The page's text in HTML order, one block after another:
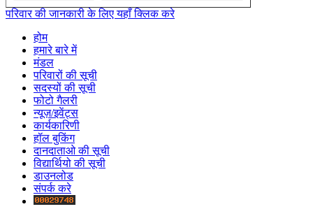
परिवार की जानकारी के लिए यहाँ क्लिक करे
होम
हमारे बारे में
मंडल
परिवारों की सूची
सदस्यों की सूची
फोटो गैलरी
न्यूज़/इवेंट्स
कार्यकारिणी
हॉल बुकिंग
दानदाताओ की सूची
विद्यार्थियो की सूची
डाउनलोड
संपर्क करे